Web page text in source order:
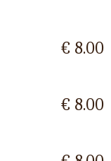
€ 8.00
€ 8.00